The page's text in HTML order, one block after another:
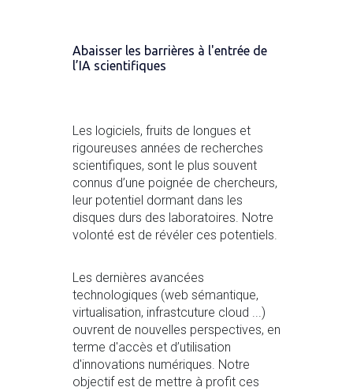
Abaisser les barrières à l'entrée de
l’IA scientifiques
Les logiciels, fruits de longues et
rigoureuses années de recherches
scientifiques, sont le plus souvent
connus d’une poignée de chercheurs,
leur potentiel dormant dans les
disques durs des laboratoires. Notre
volonté est de révéler ces potentiels.
Les dernières avancées
technologiques (web sémantique,
virtualisation, infrastcuture cloud ...)
ouvrent de nouvelles perspectives, en
terme d'accès et d’utilisation
d'innovations numériques. Notre
objectif est de mettre à profit ces